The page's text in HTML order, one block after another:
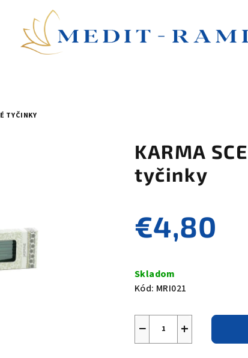
TYČINKY
KARMA
tyčinky
€4,80
cena:
Skladom
Kód: MRI021
+
−